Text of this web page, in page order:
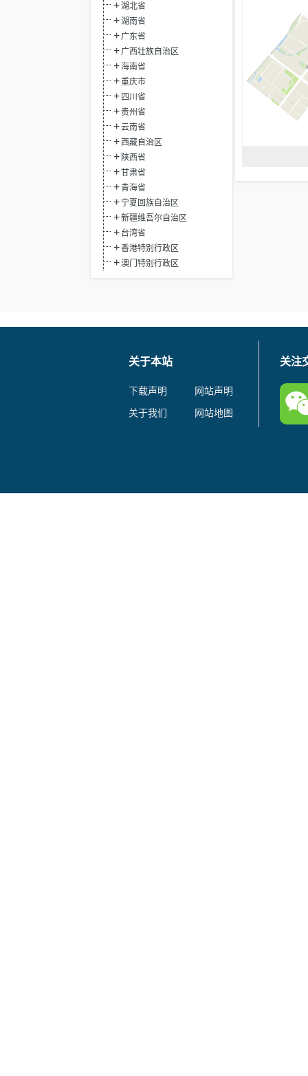
湖北省
湖南省
广东省
广西壮族自治区
海南省
重庆市
四川省
贵州省
云南省
西藏自治区
陕西省
甘肃省
青海省
宁夏回族自治区
新疆维吾尔自治区
台湾省
香港特别行政区
澳门特别行政区
关于本站
下载声明
网站声明
关于我们
网站地图
关注